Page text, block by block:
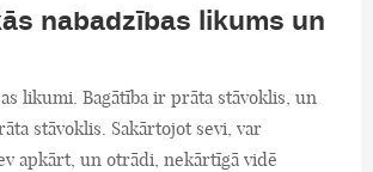
nabadzības likums un
likumi. Bagātība ir prāta stāvoklis, un
stāvoklis. Sakārtojot sevi, var
apkārt, un otrādi, nekārtīgā vidē